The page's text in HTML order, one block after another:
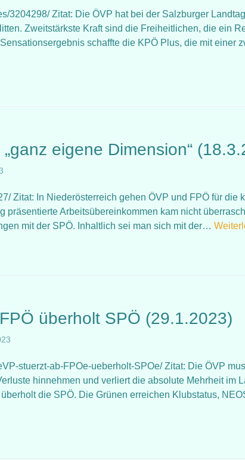
3204298/ Zitat: Die ÖVP hat bei der Salzburger
Zweitstärkste Kraft sind die Freiheitlichen, die ein
schaffte die KPÖ Plus, die mit einer
eigene Dimension“
Zitat: In Niederösterreich gehen ÖVP und FPÖ für die
präsentierte Arbeitsübereinkommen kam nicht
mit der SPÖ. Inhaltlich sei man sich mit der…
überholt SPÖ (29.1.2023)
stuerzt-ab-FPOe-ueberholt-SPOe/ Zitat: Die ÖVP
hinnehmen und verliert die absolute Mehrheit im
die SPÖ. Die Grünen erreichen Klubstatus,